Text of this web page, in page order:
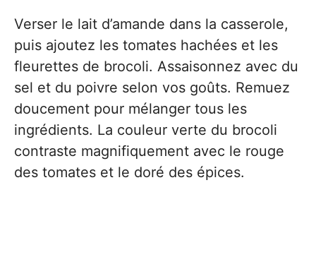
Verser le lait d’amande dans la casserole,
puis ajoutez les tomates hachées et les
fleurettes de brocoli. Assaisonnez avec du
sel et du poivre selon vos goûts. Remuez
doucement pour mélanger tous les
ingrédients. La couleur verte du brocoli
contraste magnifiquement avec le rouge
des tomates et le doré des épices.